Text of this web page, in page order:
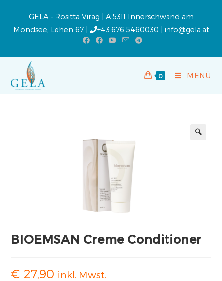
GELA - Rositta Virag | A 5311 Innerschwand am
Mondsee, Lehen 67 |
+43 676 5460030 | info@gela.at
0 MENÜ
BIOEMSAN Creme Conditioner
€ 27,90 inkl. Mwst.